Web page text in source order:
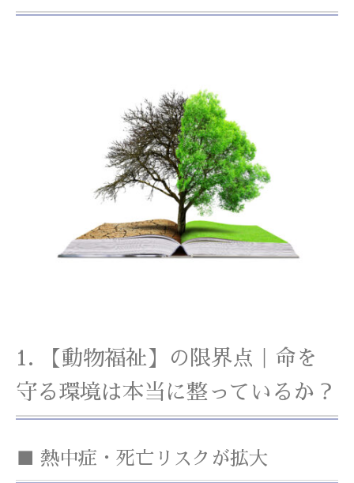
1. 【動物福祉】の限界点｜命を
守る環境は本当に整っているか？
■ 熱中症・死亡リスクが拡大